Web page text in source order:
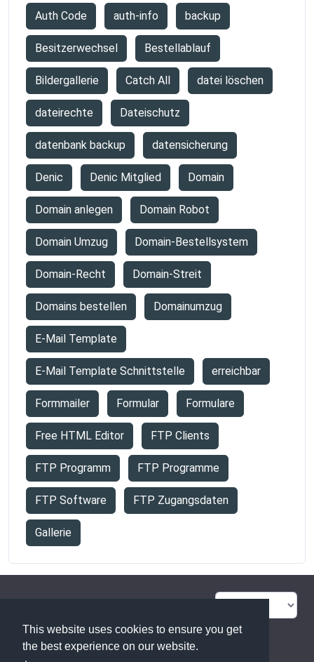
This website uses cookies to ensure you get
the best experience on our website.
Auth Code auth-info backup
Besitzerwechsel Bestellablauf
Bildergallerie Catch All datei löschen
dateirechte Dateischutz
datenbank backup datensicherung
Denic Denic Mitglied Domain
Domain anlegen Domain Robot
Domain Umzug Domain-Bestellsystem
Domain-Recht Domain-Streit
Domains bestellen Domainumzug
E-Mail Template
E-Mail Template Schnittstelle erreichbar
Formmailer Formular Formulare
Free HTML Editor FTP Clients
FTP Programm FTP Programme
FTP Software FTP Zugangsdaten
Gallerie
Glossar Kontakt